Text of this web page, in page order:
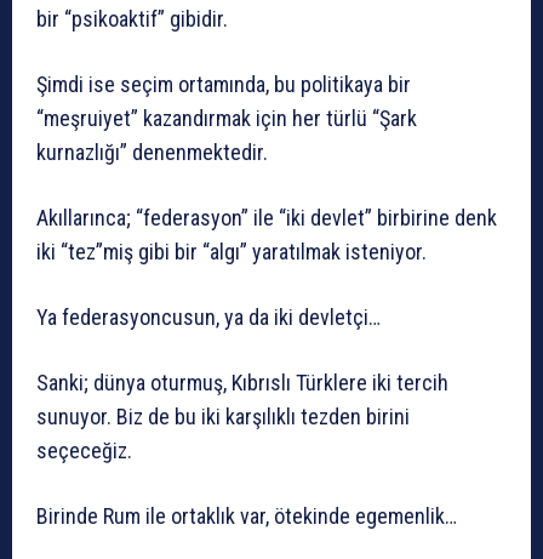
bir “psikoaktif” gibidir.
Şimdi ise seçim ortamında, bu politikaya bir
“meşruiyet” kazandırmak için her türlü “Şark
kurnazlığı” denenmektedir.
Akıllarınca; “federasyon” ile “iki devlet” birbirine denk
iki “tez”miş gibi bir “algı” yaratılmak isteniyor.
Ya federasyoncusun, ya da iki devletçi…
Sanki; dünya oturmuş, Kıbrıslı Türklere iki tercih
sunuyor. Biz de bu iki karşılıklı tezden birini
seçeceğiz.
Birinde Rum ile ortaklık var, ötekinde egemenlik…